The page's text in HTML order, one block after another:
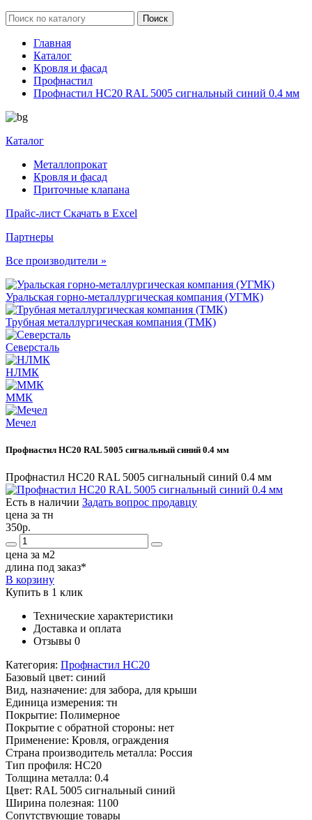
Главная
Каталог
Кровля и фасад
Профнастил
Профнастил НС20 RAL 5005 сигнальный синий 0.4 мм
Каталог
Металлопрокат
Кровля и фасад
Приточные клапана
Прайс-лист Скачать в Excel
Партнеры
Все производители »
Уральская горно-металлургическая компания (УГМК)
Трубная металлургическая компания (ТМК)
Северсталь
НЛМК
ММК
Мечел
Профнастил НС20 RAL 5005 сигнальный синий 0.4 мм
Профнастил НС20 RAL 5005 сигнальный синий 0.4 мм
Есть в наличии Задать вопрос продавцу
цена за тн
350р.
цена за м2
длина под заказ*
В корзину
Купить в 1 клик
Технические характеристики
Доставка и оплата
Отзывы 0
Категория: Профнастил НС20
Базовый цвет: синий
Вид, назначение: для забора, для крыши
Единица измерения: тн
Покрытие: Полимерное
Покрытие с обратной стороны: нет
Применение: Кровля, ограждения
Страна производитель металла: Россия
Тип профиля: НС20
Толщина металла: 0.4
Цвет: RAL 5005 сигнальный синий
Ширина полезная: 1100
Сопутствующие товары